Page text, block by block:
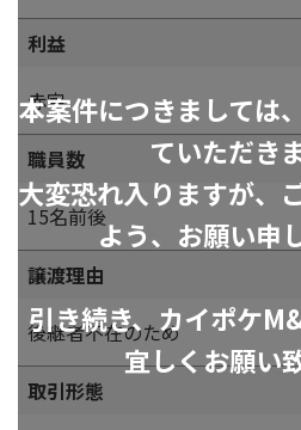
本案件につきましては
ていただき
大変恐れ入りますが、
よう、お願い申
引き続き、カイポケ
宜しくお願い
利益
赤字
職員数
15名前後
譲渡理由
後継者不在のため
取引形態